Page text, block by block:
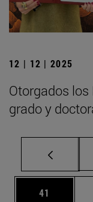
12 | 12 | 2025
Otorgados
grado y
Página
41